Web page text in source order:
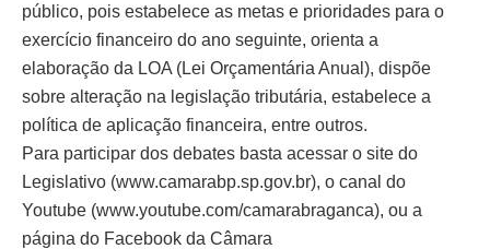
público, pois estabelece as metas e prioridades para o
exercício financeiro do ano seguinte, orienta a
elaboração da LOA (Lei Orçamentária Anual), dispõe
sobre alteração na legislação tributária, estabelece a
política de aplicação financeira, entre outros.
Para participar dos debates basta acessar o site do
Legislativo (www.camarabp.sp.gov.br), o canal do
Youtube (www.youtube.com/camarabraganca), ou a
página do Facebook da Câmara